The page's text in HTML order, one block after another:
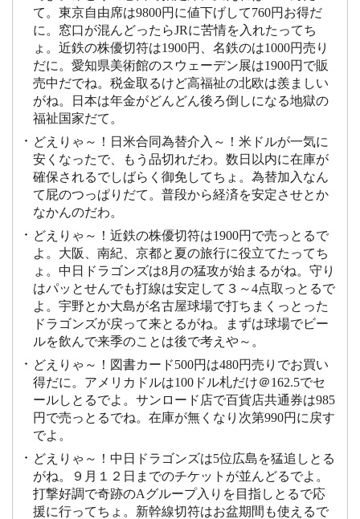
て。東京自由席は9800円に値下げして760円お得だ
に。窓口が混んどったらJRに苦情を入れたってち
ょ。近鉄の株優切符は1900円、名鉄のは1000円売り
だに。愛知県美術館のスウェーデン展は1900円で販
売中だでね。税金取るけど高福祉の北欧は羨ましい
がね。日本は年金がどんどん後ろ倒しになる地獄の
福祉国家だて。
どえりゃ～！日米合同為替介入～！米ドルが一気に
安くなったで、もう品切れだわ。数日以内に在庫が
確保されるでしばらく御免してちょ。為替加入なん
て屁のつっぱりだて。普段から経済を安定させとか
なかんのだわ。
どえりゃ～！近鉄の株優切符は1900円で売っとるで
よ。大阪、南紀、京都と夏の旅行に役立てたってち
ょ。中日ドラゴンズは8月の猛攻が始まるがね。守り
はパッとせんでも打線は安定して３～4点取っとるで
よ。宇野とか大島が名古屋球場で打ちまくっとった
ドラゴンズが戻って来とるがね。まずは球場でビー
ルを飲んで来季のことは後で考えや～。
どえりゃ～！図書カード500円は480円売りでお買い
得だに。アメリカドルは100ドル札だけ＠162.5でセ
ールしとるでよ。サンロード店で百貨店共通券は985
円で売っとるでね。在庫が無くなり次第990円に戻す
でよ。
どえりゃ～！中日ドラゴンズは5位広島を猛追しとる
がね。９月１２日までのチケットが並んどるでよ。
打撃好調で奇跡のAグループ入りを目指しとるで応
援に行ってちょ。新幹線切符はお盆期間も使えるで